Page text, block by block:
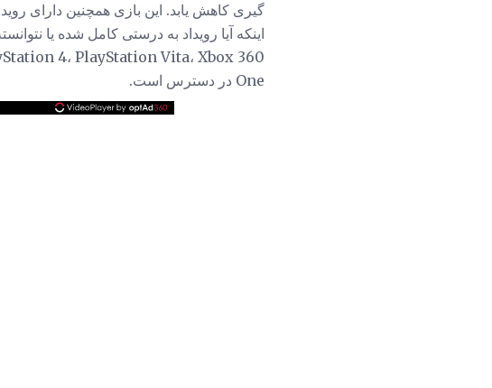
گیری کاهش یابد. این بازی همچنین دارای
One در دسترس است.